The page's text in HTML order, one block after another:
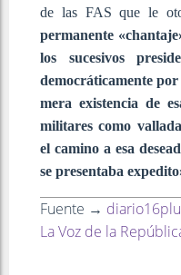
de las FAS que le
permanente
los sucesivos
democráticamente
mera existencia de
militares como
el camino a esa
se presentaba
Fuente →
La Voz de la